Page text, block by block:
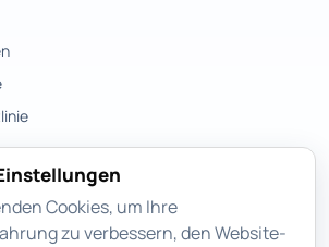
77a
Cookies, um Ihre
zu verbessern, den Website-